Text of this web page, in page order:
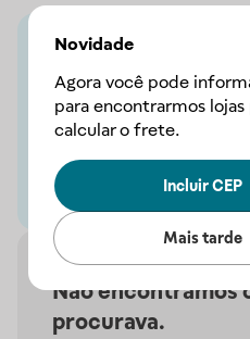
Novidade
Agora você pode
para encontrarmos
calcular o frete.
Incluir CEP
Mais tarde
Não encontramos
procurava.